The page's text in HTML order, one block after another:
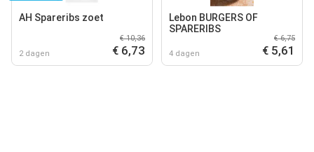
AH Spareribs zoet
2 dagen
€ 10,36
€ 6,73
Lebon BURGERS OF
SPARERIBS
4 dagen
€ 6,75
€ 5,61